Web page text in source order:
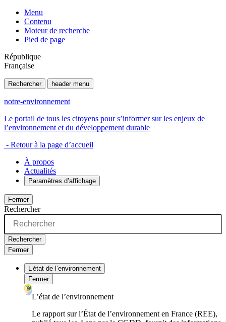
Menu
Contenu
Moteur de recherche
Pied de page
République
Française
Rechercher header menu
notre-environnement
Le portail de tous les citoyens pour s’informer sur les enjeux de
l’environnement et du développement durable
- Retour à la page d’accueil
À propos
Actualités
Paramètres d’affichage
Fermer
Rechercher
Rechercher
Fermer
L’état de l’environnement
Fermer
L’état de l’environnement
Le rapport sur l’État de l’environnement en France (REE),